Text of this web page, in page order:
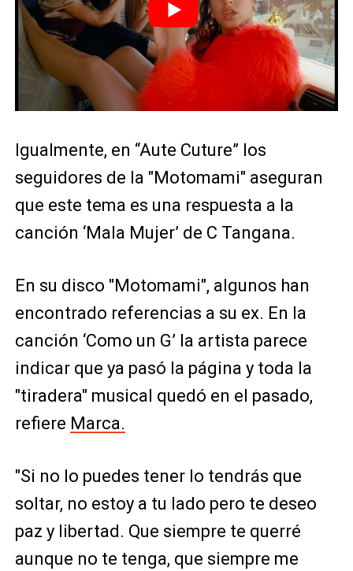
Igualmente, en “Aute Cuture” los
seguidores de la "Motomami" aseguran
que este tema es una respuesta a la
canción ‘Mala Mujer’ de C Tangana.
En su disco "Motomami", algunos han
encontrado referencias a su ex. En la
canción ‘Como un G’ la artista parece
indicar que ya pasó la página y toda la
"tiradera" musical quedó en el pasado,
refiere Marca.
"Si no lo puedes tener lo tendrás que
soltar, no estoy a tu lado pero te deseo
paz y libertad. Que siempre te querré
aunque no te tenga, que siempre me